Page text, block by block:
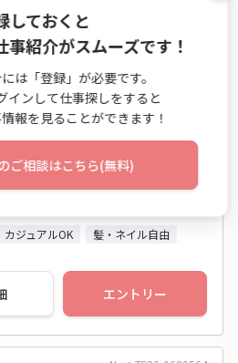
新
制作業務 / DTPデザイン業務
円
(シフト)
山線 伏見(愛知県)駅 他
カジュアルOK 髪・ネイル自由
エントリー
しておくと
紹介がスムーズです！
は「登録」が必要です。
インして仕事探しをすると
報を見ることができます！
ご相談はこちら(無料)